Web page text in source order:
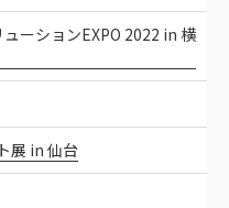
ーションEXPO 2022 in 横
展 in 仙台